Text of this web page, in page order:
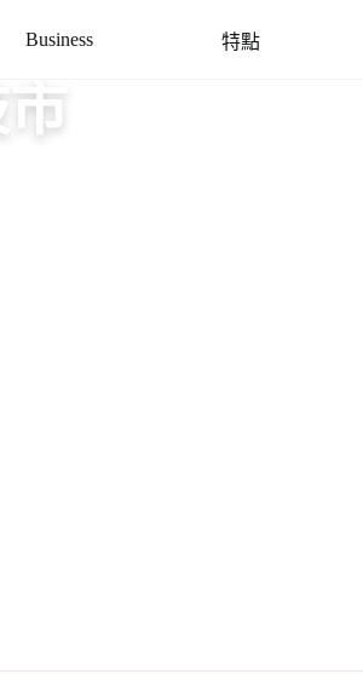
Business 特點